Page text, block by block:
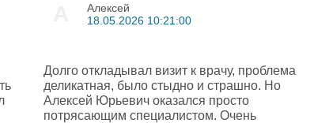
Алексей
18.05.2026 10:21:00
Долго откладывал визит к врачу, проблема
деликатная, было стыдно и страшно. Но
Алексей Юрьевич оказался просто
потрясающим специалистом. Очень